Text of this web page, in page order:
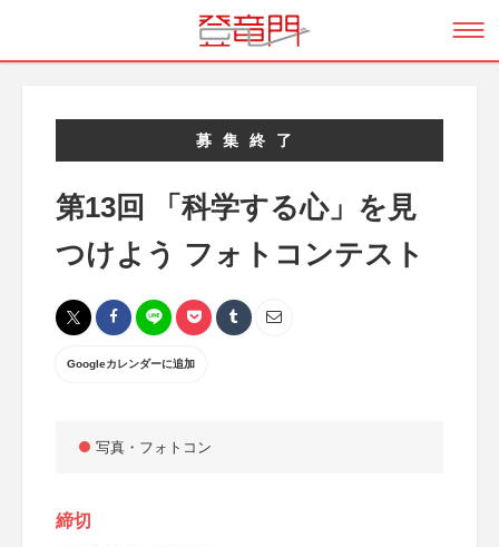
募集終了
第13回 「科学する心」を見
つけよう フォトコンテスト
Googleカレンダーに追加
写真・フォトコン
締切